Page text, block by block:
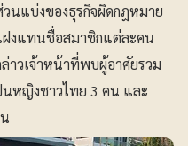
วนแบ่งของธุรกิจผิดกฎหมาย
งแทนชื่อสมาชิกแต่ละคน
าวเจ้าหน้าที่พบผู้อาศัยรวม
หญิงชาวไทย 3 คน และ